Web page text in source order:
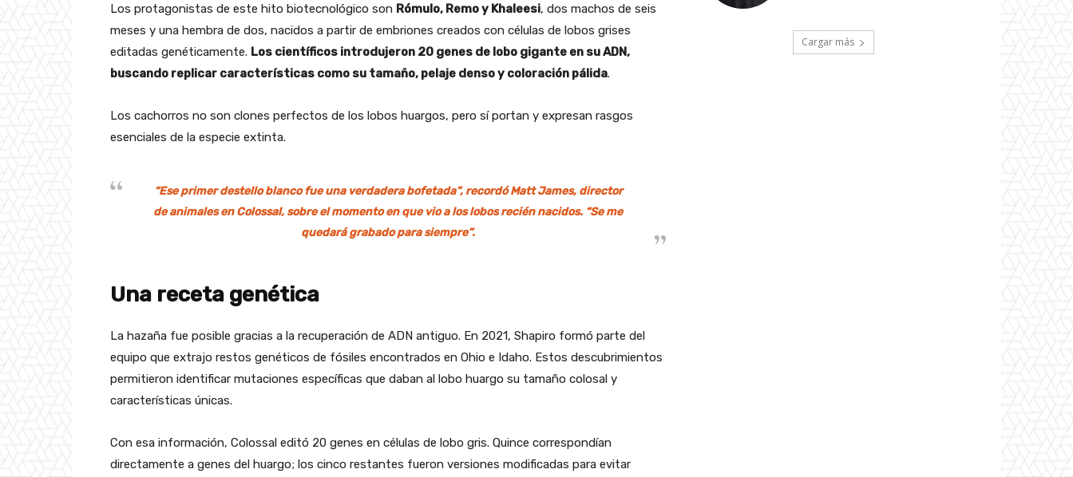
Los protagonistas de este hito biotecnológico son Rómulo, Remo y Khaleesi, dos machos de seis
meses y una hembra de dos, nacidos a partir de embriones creados con células de lobos grises
editadas genéticamente. Los científicos introdujeron 20 genes de lobo gigante en su ADN,
buscando replicar características como su tamaño, pelaje denso y coloración pálida.
Los cachorros no son clones perfectos de los lobos huargos, pero sí portan y expresan rasgos
esenciales de la especie extinta.
“Ese primer destello blanco fue una verdadera bofetada”, recordó Matt James, director
de animales en Colossal, sobre el momento en que vio a los lobos recién nacidos. “Se me
quedará grabado para siempre”.
Una receta genética
La hazaña fue posible gracias a la recuperación de ADN antiguo. En 2021, Shapiro formó parte del
equipo que extrajo restos genéticos de fósiles encontrados en Ohio e Idaho. Estos descubrimientos
permitieron identificar mutaciones específicas que daban al lobo huargo su tamaño colosal y
características únicas.
Con esa información, Colossal editó 20 genes en células de lobo gris. Quince correspondían
directamente a genes del huargo; los cinco restantes fueron versiones modificadas para evitar
Cargar más